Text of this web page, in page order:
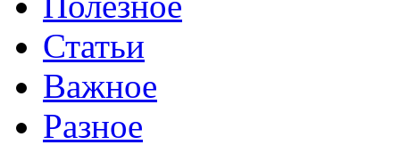
Статьи
Важное
Разное